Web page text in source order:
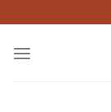
to
content